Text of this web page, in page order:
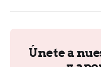
Únete a